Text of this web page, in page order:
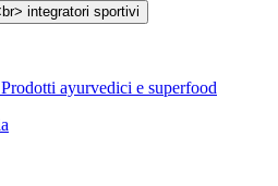
Prodotti ayurvedici e superfood